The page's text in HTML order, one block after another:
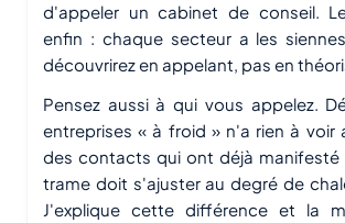
d'appeler un cabinet de conseil.
enfin : chaque secteur a les
découvrirez en appelant, pas en
Pensez aussi à qui vous appelez.
entreprises « à froid » n'a rien à voir
des contacts qui ont déjà manifesté
trame doit s'ajuster au degré de
J'explique cette différence et la